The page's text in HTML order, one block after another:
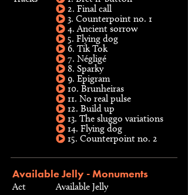
2. Final call
3. Counterpoint no. 1
4. Ancient sorrow
5. Flying dog
6. Tik Tok
7. Négligé
8. Sparky
9. Epigram
10. Brunheiras
11. No real pulse
12. Build up
13. The sluggo variations
14. Flying dog
15. Counterpoint no. 2
Available Jelly - Monuments
Act
Available Jelly